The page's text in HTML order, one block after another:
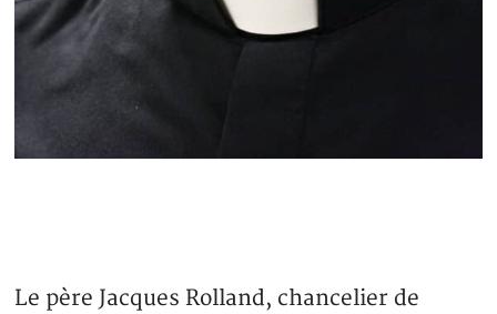
Le père Jacques Rolland, chancelier de